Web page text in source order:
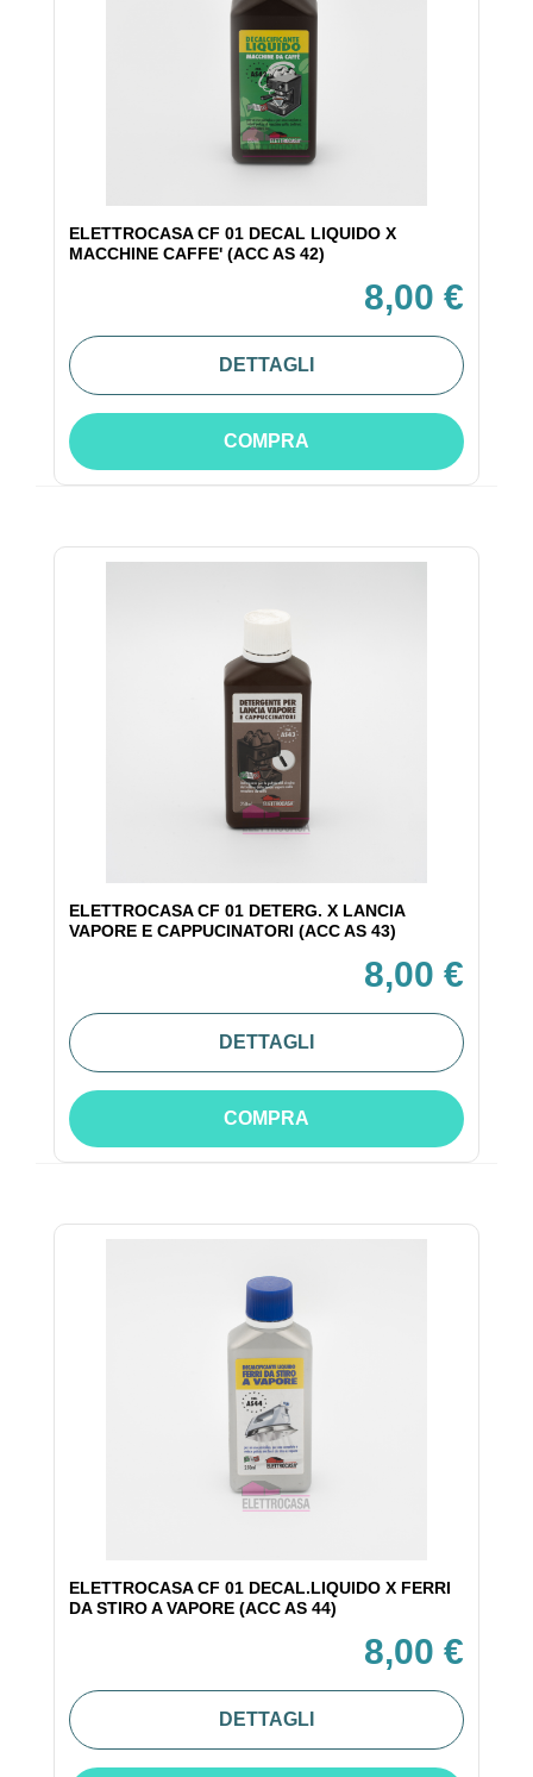
ELETTROCASA CF 01 DECAL LIQUIDO X
MACCHINE CAFFE' (ACC AS 42)
8,00 €
DETTAGLI
COMPRA
ELETTROCASA CF 01 DETERG. X LANCIA
VAPORE E CAPPUCINATORI (ACC AS 43)
8,00 €
DETTAGLI
COMPRA
ELETTROCASA CF 01 DECAL.LIQUIDO X FERRI
DA STIRO A VAPORE (ACC AS 44)
8,00 €
DETTAGLI